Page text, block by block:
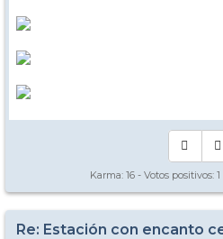
Karma: 16 - Votos positivos: 1
Re: Estación con encanto